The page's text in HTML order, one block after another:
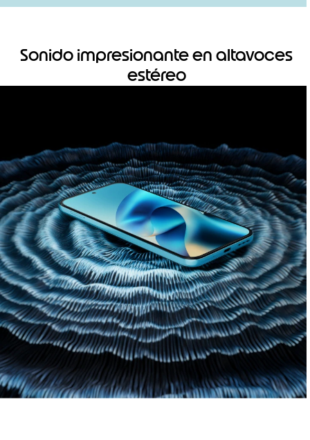
Sonido impresionante en altavoces
estéreo